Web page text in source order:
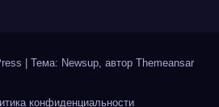
Тема: Newsup, автор Themeansar
конфиденциальности